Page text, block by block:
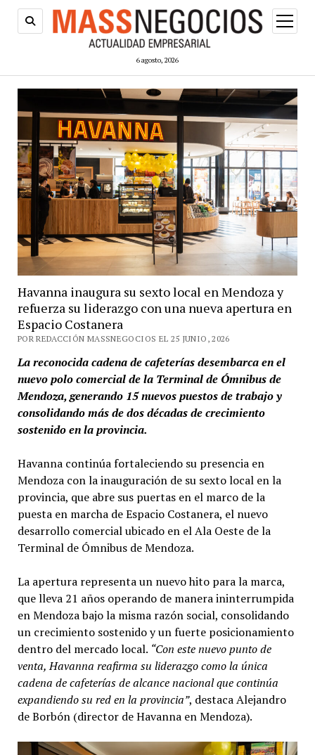
6 agosto, 2026
abrir
menú
Havanna inaugura su sexto local en Mendoza y
refuerza su liderazgo con una nueva apertura en
Espacio Costanera
POR REDACCIÓN MASSNEGOCIOS EL 25 JUNIO, 2026
La reconocida cadena de cafeterías desembarca en el
nuevo polo comercial de la Terminal de Ómnibus de
Mendoza, generando 15 nuevos puestos de trabajo y
consolidando más de dos décadas de crecimiento
sostenido en la provincia.
Havanna continúa fortaleciendo su presencia en
Mendoza con la inauguración de su sexto local en la
provincia, que abre sus puertas en el marco de la
puesta en marcha de Espacio Costanera, el nuevo
desarrollo comercial ubicado en el Ala Oeste de la
Terminal de Ómnibus de Mendoza.
La apertura representa un nuevo hito para la marca,
que lleva 21 años operando de manera ininterrumpida
en Mendoza bajo la misma razón social, consolidando
un crecimiento sostenido y un fuerte posicionamiento
dentro del mercado local. “Con este nuevo punto de
venta, Havanna reafirma su liderazgo como la única
cadena de cafeterías de alcance nacional que continúa
expandiendo su red en la provincia”, destaca Alejandro
de Borbón (director de Havanna en Mendoza).